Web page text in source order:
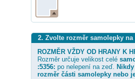
2. Zvolte rozměr samolepky na
ROZMĚR VŽDY OD HRANY K
Rozměr určuje velikost celé
:5356: po nelepení na zeď.
rozměr části samolepky nebo